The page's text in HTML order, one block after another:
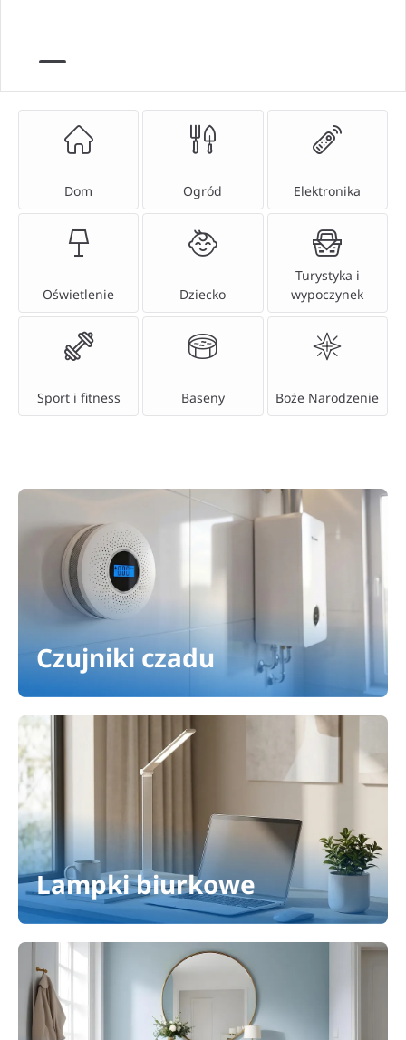
Dom Ogród Elektronika
Oświetlenie Dziecko
Turystyka i
wypoczynek
Sport i fitness Baseny Boże Narodzenie
Czujniki czadu
Lampki biurkowe